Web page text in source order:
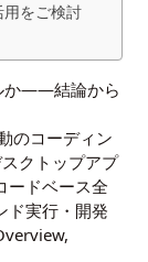
をご検討
か——結論から
のコーディン
クトップアプ
ードベース全
ド実行・開発